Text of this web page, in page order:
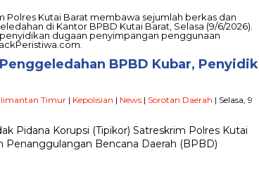
BPBD Kubar, Penyidik
Timur | Kepolisian | News | Sorotan Daerah | Selasa, 9
Pidana Korupsi (Tipikor) Satreskrim Polres Kutai
Bencana Daerah (BPBD)